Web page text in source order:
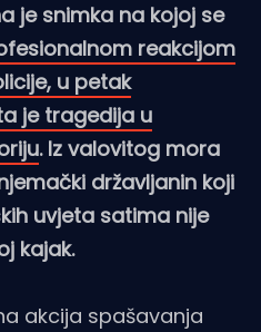
je snimka na kojoj se
reakcijom
u petak
je tragedija u
. Iz valovitog mora
državljanin koji
uvjeta satima nije
kajak.
akcija spašavanja